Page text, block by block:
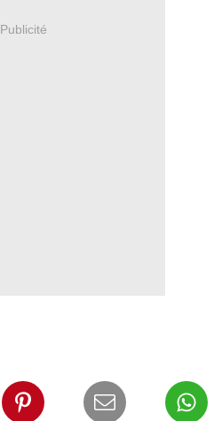
Publicité